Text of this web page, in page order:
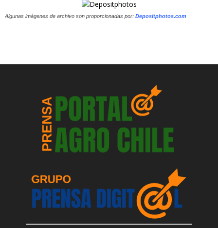
Algunas imágenes de archivo son proporcionadas por: Depositphotos.com